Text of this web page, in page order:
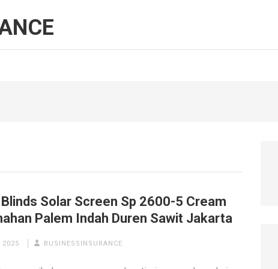
Solar Screen Sp 2600-5 Cream
Palem Indah Duren Sawit Jakarta
2025 BUSINESSINSURANCE